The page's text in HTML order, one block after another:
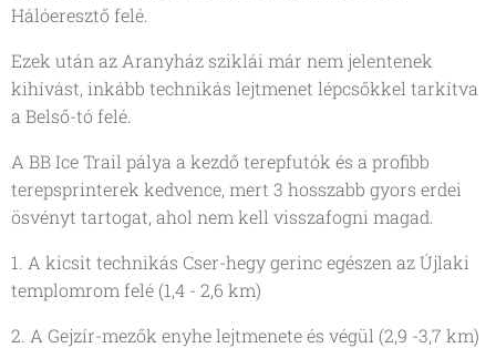
Hálóeresztő felé.
Ezek után az Aranyház sziklái már nem jelentenek
kihívást, inkább technikás lejtmenet lépcsőkkel tarkítva
a Belső-tó felé.
A BB Ice Trail pálya a kezdő terepfutók és a profibb
terepsprinterek kedvence, mert 3 hosszabb gyors erdei
ösvényt tartogat, ahol nem kell visszafogni magad.
1. A kicsit technikás Cser-hegy gerinc egészen az Újlaki
templomrom felé (1,4 - 2,6 km)
2. A Gejzír-mezők enyhe lejtmenete és végül (2,9 -3,7 km)